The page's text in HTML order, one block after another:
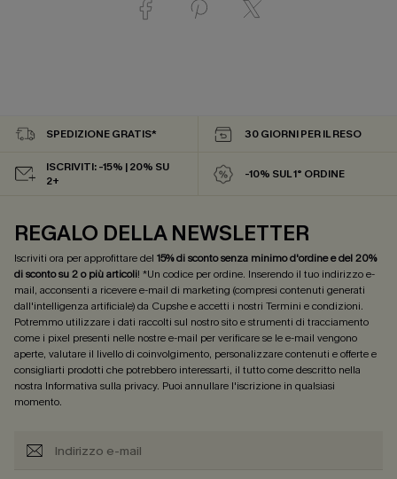
SPEDIZIONE GRATIS* 30 GIORNI PER IL RESO
ISCRIVITI: -15% | 20% SU
2+
-10% SUL 1° ORDINE
REGALO DELLA NEWSLETTER
Iscriviti ora per approfittare del 15% di sconto senza minimo d'ordine e del 20%
di sconto su 2 o più articoli! *Un codice per ordine. Inserendo il tuo indirizzo e-
mail, acconsenti a ricevere e-mail di marketing (compresi contenuti generati
dall'intelligenza artificiale) da Cupshe e accetti i nostri Termini e condizioni.
Potremmo utilizzare i dati raccolti sul nostro sito e strumenti di tracciamento
come i pixel presenti nelle nostre e-mail per verificare se le e-mail vengono
aperte, valutare il livello di coinvolgimento, personalizzare contenuti e offerte e
consigliarti prodotti che potrebbero interessarti, il tutto come descritto nella
nostra Informativa sulla privacy. Puoi annullare l'iscrizione in qualsiasi
momento.